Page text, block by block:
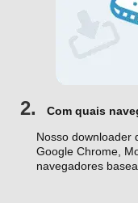
2.
Com quais
Nosso downloader
Google Chrome,
navegadores